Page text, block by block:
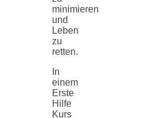
minimieren
und
Leben
zu
retten.
In
einem
Erste
Hilfe
Kurs